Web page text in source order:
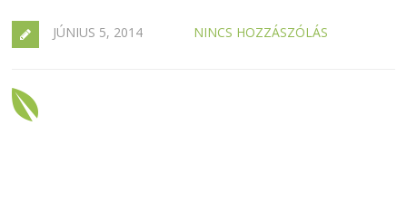
JÚNIUS 5, 2014 NINCS HOZZÁSZÓLÁS